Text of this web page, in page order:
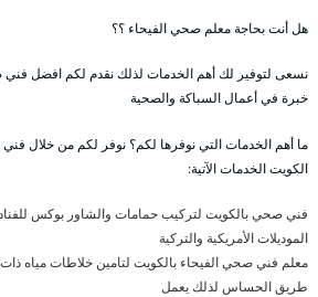
هل أنت بحاجة معلم صحي الفيحاء ؟؟
نسعى لتوفير لك أهم الخدمات لذلك نقدم لكم افضل
خبرة في أعمال السباكة والصحية
ما أهم الخدمات التي نوفرها لكم؟ نوفر لكم من خلال
الكويت الخدمات الآتية:
فني صحي بالكويت لتركيب حمامات والشاور بوكس
الموديلات الأمريكية والتركية
معلم فني صحي الفيحاء بالكويت لتامين خلاطات مياه
طريق الحساس لذلك يعمل